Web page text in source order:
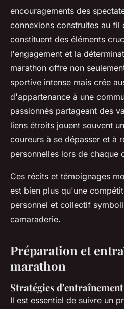
encouragements des
connexions construites au fil
constituent des éléments
l'engagement et la
marathon offre non
sportive intense mais crée
d'appartenance à une
passionnés partageant des
liens étroits jouent souvent
coureurs à se dépasser et à
personnelles lors de chaque
Ces récits et témoignages
est bien plus qu'une
personnel et collectif
camaraderie.
Préparation et
marathon
Stratégies
Il est essentiel de suivre un